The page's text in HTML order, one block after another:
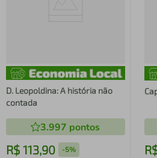
D. Leopoldina: A história não
contada
3.997 pontos
R$ 113,90 -5%